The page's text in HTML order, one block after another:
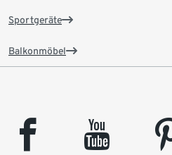
Sportgeräte
Balkonmöbel
facebook youtube